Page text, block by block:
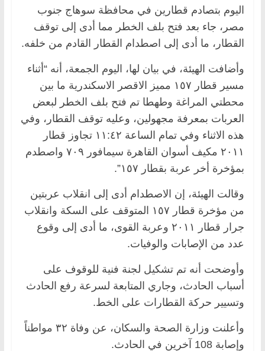
اليوم بتصادم قطارين في محافظة سوهاج جنوب
مصر، جاء بعد فتح بلف الخطر مما أدى إلى توقف
القطار، ما أدى إلى اصطدام القطار القادم من خلفه.
وأضافت الهيئة، في بيان لها، اليوم الجمعة، أنه “أثناء
مسير قطار ١٥٧ مميز الاقصر الاسكندرية ما بين
محطتي المراغة وطهطا تم فتح بلف الخطر لبعض
العربات بمعرفة مجهولين، وعليه توقف القطار، وفي
هذه الاثناء وفي تمام الساعة ١١:٤٢ تجاوز قطار
٢٠١١ مكيف أسوان القاهرة سيمافور ٧٠٩ واصطدم
بمؤخرة أخر عربة بقطار ١٥٧”.
وقالت الهيئة، إن الاصطدام أدى إلى انقلاب عربتين
من مؤخرة قطار ١٥٧ المتوقف على السكة وانقلاب
جرار قطار ٢٠١١ وعربة القوى، ما أدى إلى وقوع
عدد من الإصابات والوفيات.
وأوضحت أنه تم تشكيل لجنة فنية للوقوف على
أسباب الحادث، وجاري المتابعة لسرعة رفع الحادث
وتسيير حركة القطارات على الخط.
وأعلنت وزارة الصحة والسكان، عن وفاة ٣٢ مواطناً
وإصابة 108 آخرين في الحادث.